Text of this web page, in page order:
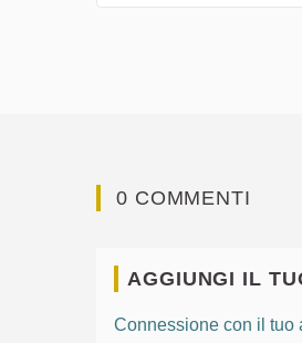
0 COMMENTI
AGGIUNGI IL
Connessione con il tuo